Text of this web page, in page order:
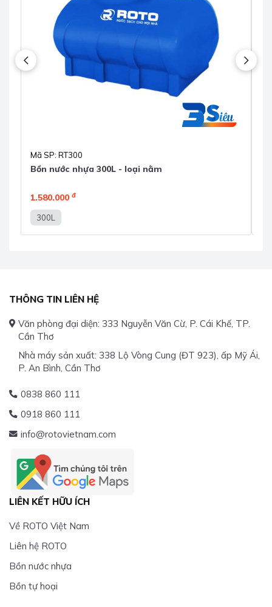
Mã SP: RT300
Bồn nước nhựa 300L - loại nằm
1.580.000 đ
300L
THÔNG TIN LIÊN HỆ
Văn phòng đại diện: 333 Nguyễn Văn Cừ, P. Cái Khế, TP.
Cần Thơ
Nhà máy sản xuất: 338 Lộ Vòng Cung (ĐT 923), ấp Mỹ Ái,
P. An Bình, Cần Thơ
0838 860 111
0918 860 111
info@rotovietnam.com
LIÊN KẾT HỮU ÍCH
Về ROTO Việt Nam
Liên hệ ROTO
Bồn nước nhựa
Bồn tự hoại